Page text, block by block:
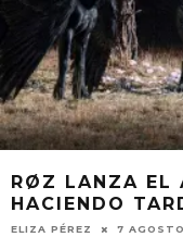
RØZ LANZA EL
HACIENDO
ELIZA PÉREZ 7